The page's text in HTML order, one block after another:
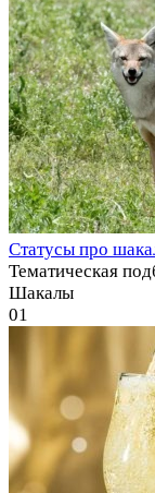
Статусы про
Тематическая
Шакалы
01